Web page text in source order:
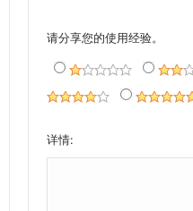
请分享您的使用经验。
详情: